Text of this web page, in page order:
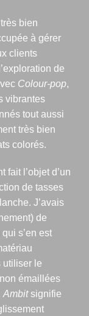
bien
à gérer
clients
de
Colour-pop,
vibrantes
tout aussi
très bien
colorés.
fait l’objet d’un
de tasses
J’avais
de
s’en est
utiliser le
émaillées
Ambitsignifie